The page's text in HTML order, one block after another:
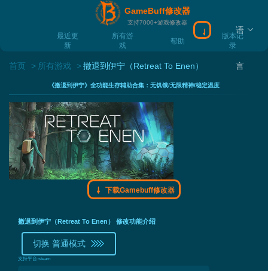
GameBuff修改器
支持7000+游戏修改器
最近更
新
所有游
戏
帮助
版本记
录
下载Gamebuff
语
言
首页 所有游戏 撤退到伊宁（Retreat To Enen）
《撤退到伊宁》全功能生存辅助合集：无饥饿/无限精神/稳定温度
下载Gamebuff修改器
撤退到伊宁（Retreat To Enen） 修改功能介绍
切换 普通模式
支持平台:steam